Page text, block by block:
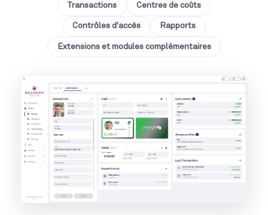
Transactions Centres de coûts
Contrôles d'accès Rapports
Extensions et modules complémentaires